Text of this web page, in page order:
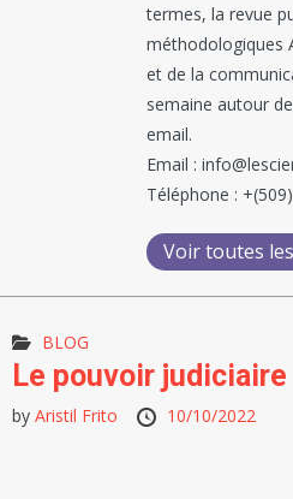
termes, la revue
méthodologiques
et de la
semaine autour
email.
Email :
Téléphone :
Voir toutes
BLOG
Le pouvoir
by Aristil Frito
10/10/2022